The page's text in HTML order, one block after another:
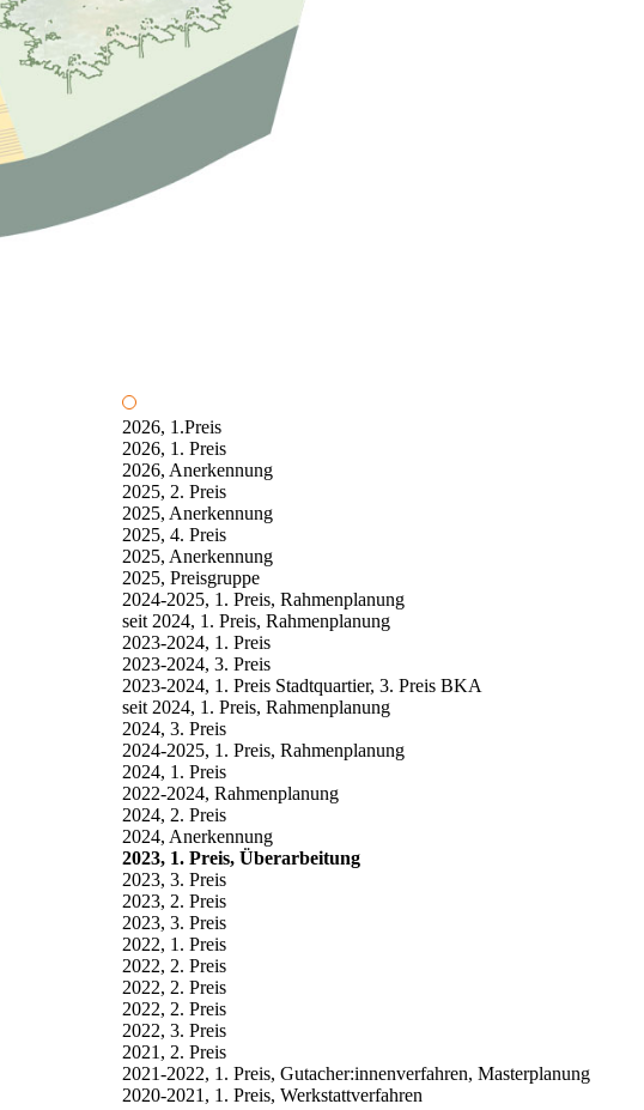
2026, 1.Preis
2026, 1. Preis
2026, Anerkennung
2025, 2. Preis
2025, Anerkennung
2025, 4. Preis
2025, Anerkennung
2025, Preisgruppe
2024-2025, 1. Preis, Rahmenplanung
seit 2024, 1. Preis, Rahmenplanung
2023-2024, 1. Preis
2023-2024, 3. Preis
2023-2024, 1. Preis Stadtquartier, 3. Preis BKA
seit 2024, 1. Preis, Rahmenplanung
2024, 3. Preis
2024-2025, 1. Preis, Rahmenplanung
2024, 1. Preis
2022-2024, Rahmenplanung
2024, 2. Preis
2024, Anerkennung
2023, 1. Preis, Überarbeitung
2023, 3. Preis
2023, 2. Preis
2023, 3. Preis
2022, 1. Preis
2022, 2. Preis
2022, 2. Preis
2022, 2. Preis
2022, 3. Preis
2021, 2. Preis
2021-2022, 1. Preis, Gutacher:innenverfahren, Masterplanung
2020-2021, 1. Preis, Werkstattverfahren